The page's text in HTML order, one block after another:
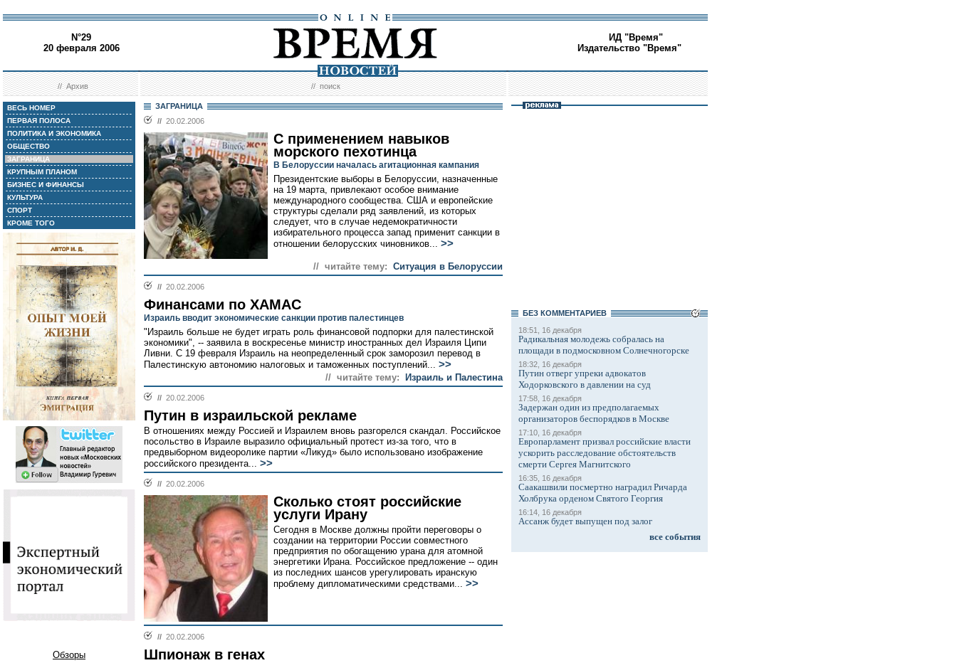
N°29
20 февраля 2006
ИД "Время"
Издательство "Время"
//Архив //поиск
ВЕСЬ НОМЕР
ПЕРВАЯ ПОЛОСА
ПОЛИТИКА И ЭКОНОМИКА
ОБЩЕСТВО
ЗАГРАНИЦА
КРУПНЫМ ПЛАНОМ
БИЗНЕС И ФИНАНСЫ
КУЛЬТУРА
СПОРТ
КРОМЕ ТОГО
Обзоры
ЗАГРАНИЦА
// 20.02.2006
С применением навыков
морского пехотинца
В Белоруссии началась агитационная кампания
Президентские выборы в Белоруссии, назначенные
на 19 марта, привлекают особое внимание
международного сообщества. США и европейские
структуры сделали ряд заявлений, из которых
следует, что в случае недемократичности
избирательного процесса запад применит санкции в
отношении белорусских чиновников... >>
// читайте тему: Ситуация в Белоруссии
// 20.02.2006
Финансами по ХАМАС
Израиль вводит экономические санкции против палестинцев
"Израиль больше не будет играть роль финансовой подпорки для палестинской
экономики", -- заявила в воскресенье министр иностранных дел Израиля Ципи
Ливни. С 19 февраля Израиль на неопределенный срок заморозил перевод в
Палестинскую автономию налоговых и таможенных поступлений... >>
// читайте тему: Израиль и Палестина
// 20.02.2006
Путин в израильской рекламе
В отношениях между Россией и Израилем вновь разгорелся скандал. Российское
посольство в Израиле выразило официальный протест из-за того, что в
предвыборном видеоролике партии «Ликуд» было использовано изображение
российского президента... >>
// 20.02.2006
Сколько стоят российские
услуги Ирану
Сегодня в Москве должны пройти переговоры о
создании на территории России совместного
предприятия по обогащению урана для атомной
энергетики Ирана. Российское предложение -- один
из последних шансов урегулировать иранскую
проблему дипломатическими средствами... >>
// 20.02.2006
Шпионаж в генах
БЕЗ КОМMЕНТАРИЕВ
18:51, 16 декабря
Радикальная молодежь собралась на
площади в подмосковном Солнечногорске
18:32, 16 декабря
Путин отверг упреки адвокатов
Ходорковского в давлении на суд
17:58, 16 декабря
Задержан один из предполагаемых
организаторов беспорядков в Москве
17:10, 16 декабря
Европарламент призвал российские власти
ускорить расследование обстоятельств
смерти Сергея Магнитского
16:35, 16 декабря
Саакашвили посмертно наградил Ричарда
Холбрука орденом Святого Георгия
16:14, 16 декабря
Ассанж будет выпущен под залог
все события